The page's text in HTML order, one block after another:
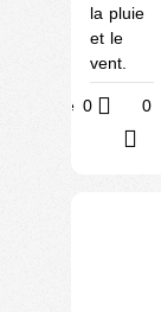
la pluie
et le
vent.
Utile 0 0